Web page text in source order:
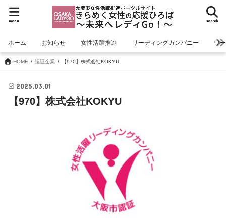
search
menu
ホーム お知らせ 女性活躍推進 リーディングカンパニー ワ
HOME 認証企業 【970】株式会社KOKYU
2025.03.01
【970】株式会社KOKYU